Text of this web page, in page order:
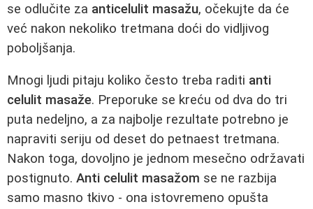
se odlučite za anticelulit masažu, očekujte da će
već nakon nekoliko tretmana doći do vidljivog
poboljšanja.
Mnogi ljudi pitaju koliko često treba raditi anti
celulit masaže. Preporuke se kreću od dva do tri
puta nedeljno, a za najbolje rezultate potrebno je
napraviti seriju od deset do petnaest tretmana.
Nakon toga, dovoljno je jednom mesečno održavati
postignuto. Anti celulit masažom se ne razbija
samo masno tkivo - ona istovremeno opušta